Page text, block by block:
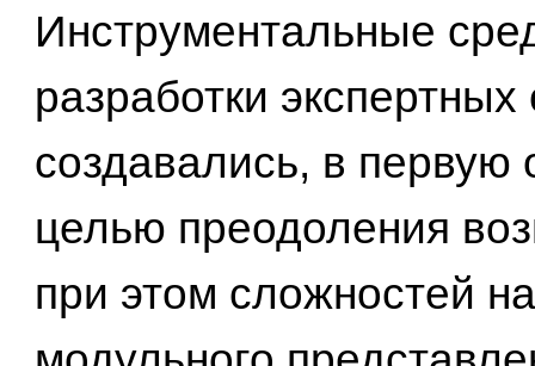
Инструментальные
разработки
создавались, в первую
целью преодоления
при этом сложностей